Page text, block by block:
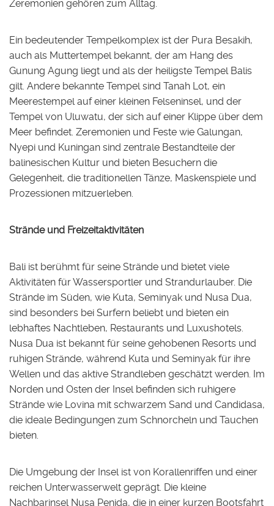
Zeremonien gehören zum Alltag.
Ein bedeutender Tempelkomplex ist der Pura Besakih,
auch als Muttertempel bekannt, der am Hang des
Gunung Agung liegt und als der heiligste Tempel Balis
gilt. Andere bekannte Tempel sind Tanah Lot, ein
Meerestempel auf einer kleinen Felseninsel, und der
Tempel von Uluwatu, der sich auf einer Klippe über dem
Meer befindet. Zeremonien und Feste wie Galungan,
Nyepi und Kuningan sind zentrale Bestandteile der
balinesischen Kultur und bieten Besuchern die
Gelegenheit, die traditionellen Tänze, Maskenspiele und
Prozessionen mitzuerleben.
Strände und Freizeitaktivitäten
Bali ist berühmt für seine Strände und bietet viele
Aktivitäten für Wassersportler und Strandurlauber. Die
Strände im Süden, wie Kuta, Seminyak und Nusa Dua,
sind besonders bei Surfern beliebt und bieten ein
lebhaftes Nachtleben, Restaurants und Luxushotels.
Nusa Dua ist bekannt für seine gehobenen Resorts und
ruhigen Strände, während Kuta und Seminyak für ihre
Wellen und das aktive Strandleben geschätzt werden. Im
Norden und Osten der Insel befinden sich ruhigere
Strände wie Lovina mit schwarzem Sand und Candidasa,
die ideale Bedingungen zum Schnorcheln und Tauchen
bieten.
Die Umgebung der Insel ist von Korallenriffen und einer
reichen Unterwasserwelt geprägt. Die kleine
Nachbarinsel Nusa Penida, die in einer kurzen Bootsfahrt